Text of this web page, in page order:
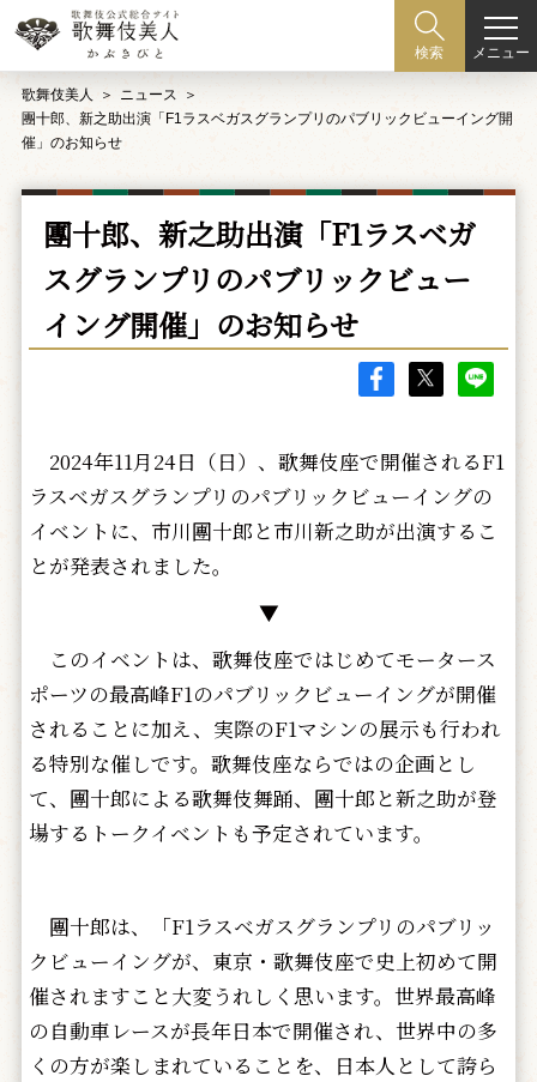
検索 メニュー
歌舞伎美人
ニュース
團十郎、新之助出演「F1ラスベガスグランプリのパブリックビューイング開
催」のお知らせ
團十郎、新之助出演「F1ラスベガ
スグランプリのパブリックビュー
イング開催」のお知らせ
2024年11月24日（日）、歌舞伎座で開催されるF1
ラスベガスグランプリのパブリックビューイングの
イベントに、市川團十郎と市川新之助が出演するこ
とが発表されました。
▼
このイベントは、歌舞伎座ではじめてモータース
ポーツの最高峰F1のパブリックビューイングが開催
されることに加え、実際のF1マシンの展示も行われ
る特別な催しです。歌舞伎座ならではの企画とし
て、團十郎による歌舞伎舞踊、團十郎と新之助が登
場するトークイベントも予定されています。
團十郎は、「F1ラスベガスグランプリのパブリッ
クビューイングが、東京・歌舞伎座で史上初めて開
催されますこと大変うれしく思います。世界最高峰
の自動車レースが長年日本で開催され、世界中の多
くの方が楽しまれていることを、日本人として誇ら